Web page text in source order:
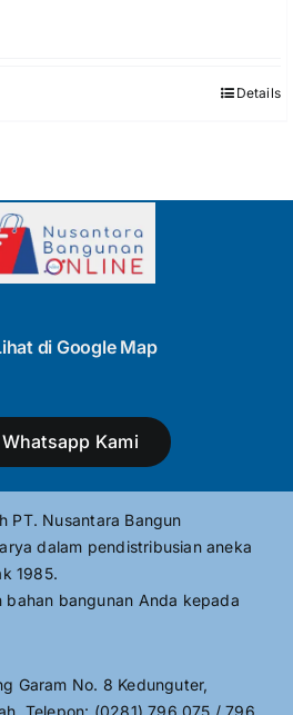
Details
di Google Map
Kami
PT. Nusantara Bangun
dalam pendistribusian aneka
1985.
bahan bangunan Anda kepada
Garam No. 8 Kedunguter,